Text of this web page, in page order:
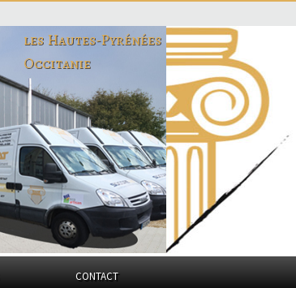
les Hautes-Pyrénées
Occitanie
CONTACT